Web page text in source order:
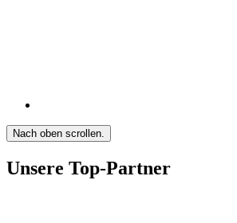
Nach oben scrollen.
Unsere Top-Partner